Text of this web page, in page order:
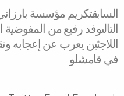
Prev
السابقتكريم مؤسسة
التالىوفد رفيع من المفوضية
اللاجئين يعرب عن إعجابه
في قامشلو
Next